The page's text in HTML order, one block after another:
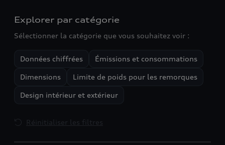
Explorer par catégorie
Sélectionner la catégorie que vous souhaitez voir :
Données chiffrées Émissions et consommations
Dimensions Limite de poids pour les remorques
Design intérieur et extérieur
Réinitialiser les filtres